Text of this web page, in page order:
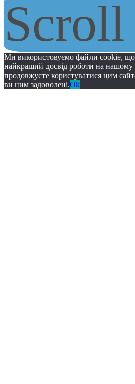
Ми використовуємо файли cookie,
найкращий досвід роботи на нашому
продовжуєте користуватися цим
ви ним задоволені.Ok